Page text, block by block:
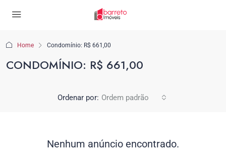
Home Condomínio: R$ 661,00
CONDOMÍNIO: R$ 661,00
Ordenar por: Ordem padrão
Nenhum anúncio encontrado.